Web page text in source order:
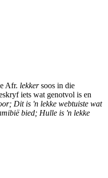
Afr. lekkersoos in die
iets wat genotvol is en
Dit is 'n lekke webtuiste wat
bied; Hulle is 'n lekke